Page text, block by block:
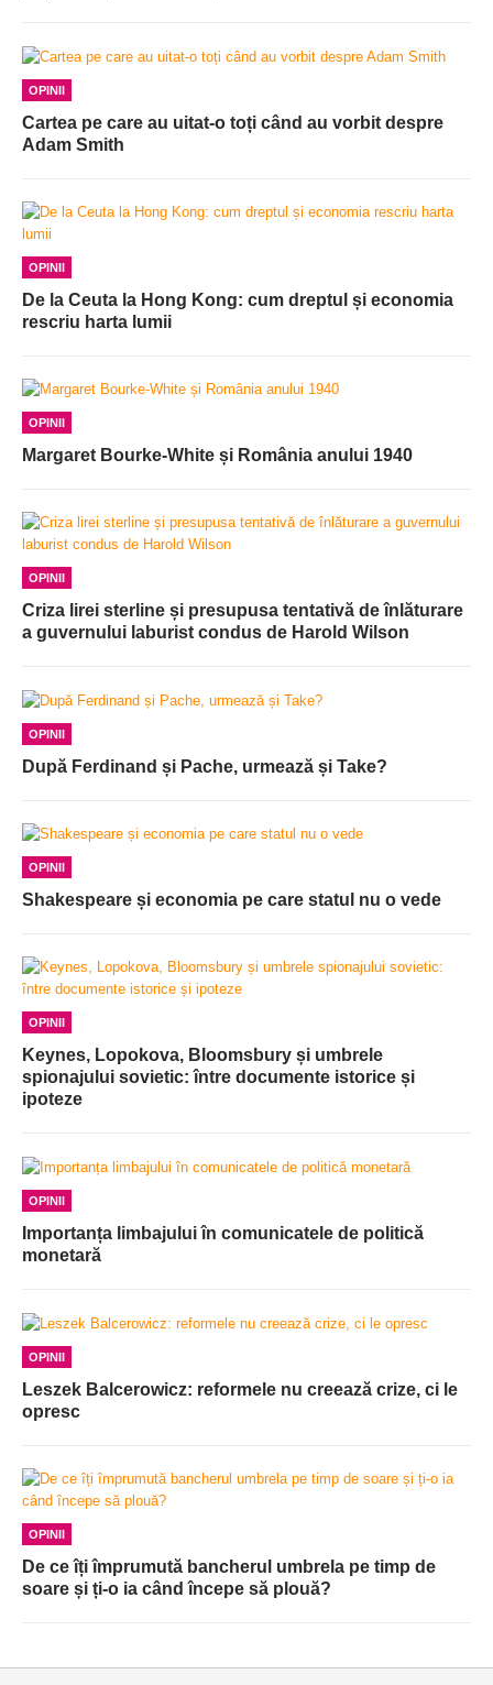
OPINII
Cartea pe care au uitat-o toți când au vorbit despre
Adam Smith
OPINII
De la Ceuta la Hong Kong: cum dreptul și economia
rescriu harta lumii
OPINII
Margaret Bourke-White și România anului 1940
OPINII
Criza lirei sterline și presupusa tentativă de înlăturare
a guvernului laburist condus de Harold Wilson
OPINII
După Ferdinand și Pache, urmează și Take?
OPINII
Shakespeare și economia pe care statul nu o vede
OPINII
Keynes, Lopokova, Bloomsbury și umbrele
spionajului sovietic: între documente istorice și
ipoteze
OPINII
Importanța limbajului în comunicatele de politică
monetară
OPINII
Leszek Balcerowicz: reformele nu creează crize, ci le
opresc
OPINII
De ce îți împrumută bancherul umbrela pe timp de
soare și ți-o ia când începe să plouă?